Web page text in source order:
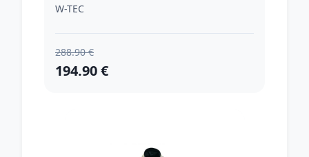
W-TEC
288.90 €
194.90 €